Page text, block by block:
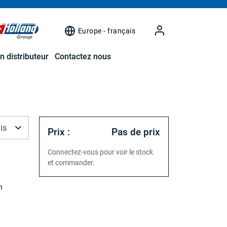
Europe - français
distributeur Contactez nous
Prix : Pas de prix
Connectez-vous pour voir le stock
et commander.